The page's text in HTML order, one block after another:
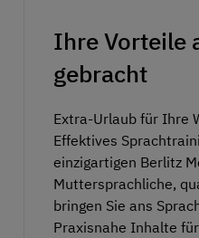
Ihre Vorteile
gebracht
Extra-Urlaub für Ihre
Effektives
einzigartigen Berlitz
Muttersprachliche,
bringen Sie ans
Praxisnahe Inhalte